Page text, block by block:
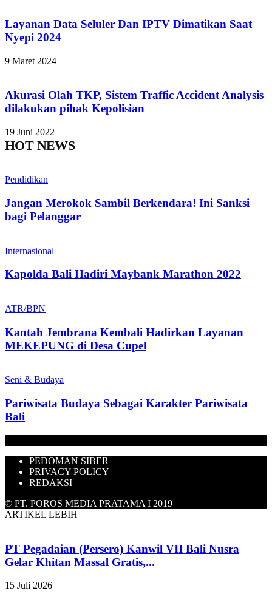
Layanan Data Seluler Dan IPTV Dimatikan Saat
Nyepi 2024
9 Maret 2024
Akurasi Olah TKP, Sistem Traffic Accident Analysis
dilakukan pihak Kepolisian
19 Juni 2022
HOT NEWS
Pendidikan
Jangan Merokok Sambil Berkendara! Ini Sanksi
bagi Pelanggar
Internasional
Kapolda Bali Hadiri Maybank Marathon 2022
ATR/BPN
Kantah Jembrana Kembali Hadirkan Layanan
MEKEPUNG di Desa Cupel
Seni & Budaya
Pariwisata Budaya Sebagai Karakter Pariwisata
Bali
PEDOMAN SIBER
PRIVACY POLICY
REDAKSI
© PT. POROS MEDIA PRATAMA I 2019
ARTIKEL LEBIH
PT Pegadaian (Persero) Kanwil VII Bali Nusra
Gelar Khitan Massal Gratis,...
15 Juli 2026